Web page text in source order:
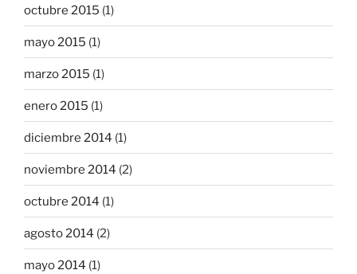
octubre 2015 (1)
mayo 2015 (1)
marzo 2015 (1)
enero 2015 (1)
diciembre 2014 (1)
noviembre 2014 (2)
octubre 2014 (1)
agosto 2014 (2)
mayo 2014 (1)